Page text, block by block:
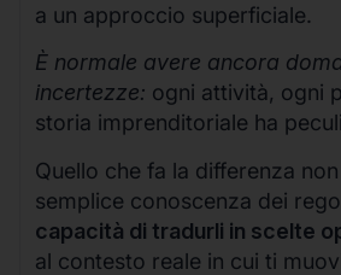
a un approccio superficiale.
È normale avere ancora
incertezze: ogni attività, ogni
storia imprenditoriale ha
Quello che fa la differenza
semplice conoscenza dei
capacità di tradurli in scelte
al contesto reale in cui ti